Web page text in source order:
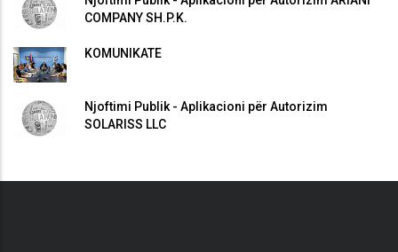
COMPANY SH.P.K.
KOMUNIKATË
Njoftimi Publik - Aplikacioni për Autorizim
SOLARISS LLC